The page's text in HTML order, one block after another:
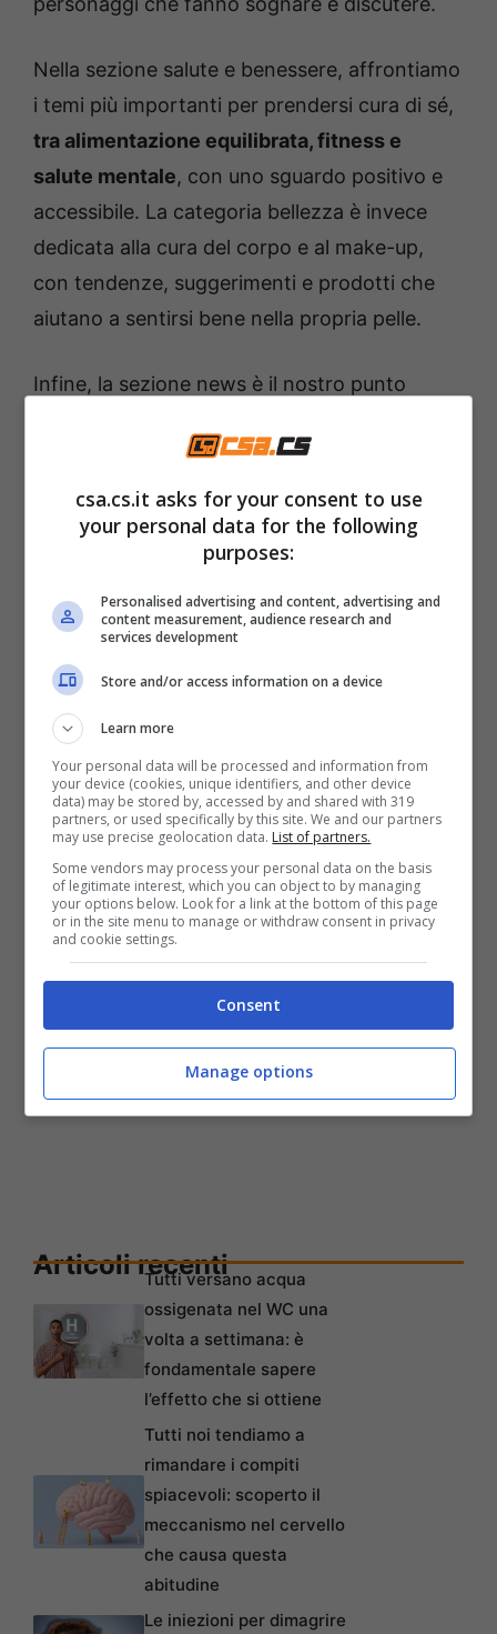
Nella sezione salute e benessere, affrontiamo
i temi più importanti per prendersi cura di sé,
tra alimentazione equilibrata, fitness e
salute mentale, con uno sguardo positivo e
accessibile. La categoria bellezza è invece
dedicata alla cura del corpo e al make-up,
con tendenze, suggerimenti e prodotti che
aiutano a sentirsi bene nella propria pelle.
Infine, la sezione news è il nostro punto
temi di interesse quotidiano, curiosità, società
e storie che raccontano il cambiamento.
Csa.cs.it è di proprietà di WEB 365 SRL – Via
Nicola Marchese 10, 00141 Roma (RM) –
Codice Fiscale e Partita I.V.A. 12279101005
Siamo un gruppo di redattori e appassionati
che crede nel valore di un’informazione
chiara, vicina alle persone e capace di unire
utilità e leggerezza.
Il nostro obiettivo? Offrirti ogni giorno un
racconto autentico, utile e ispirante — perché
informarsi è il primo passo per vivere meglio.
Articoli recenti
Tutti versano acqua
ossigenata nel WC una
volta a settimana: è
fondamentale sapere
l’effetto che si ottiene
Tutti noi tendiamo a
rimandare i compiti
spiacevoli: scoperto il
meccanismo nel cervello
che causa questa
abitudine
Le iniezioni per dimagrire
csa.cs.it asks for your consent to use
your personal data for the following
purposes:
Personalised advertising and content, advertising and
content measurement, audience research and
services development
Store and/or access information on a device
Learn more
Your personal data will be processed and information from
your device (cookies, unique identifiers, and other device
data) may be stored by, accessed by and shared with 319
partners, or used specifically by this site. We and our partners
may use precise geolocation data. List of partners.
Some vendors may process your personal data on the basis
of legitimate interest, which you can object to by managing
your options below. Look for a link at the bottom of this page
or in the site menu to manage or withdraw consent in privacy
and cookie settings.
Consent
Manage options